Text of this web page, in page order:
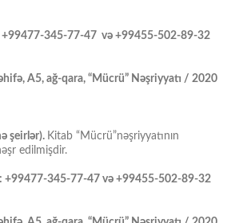
+99477-345-77-47 və +99455-502-89-32
A5, ağ-qara, “Mücrü” Nəşriyyatı / 2020
şeirlər). Kitab “Mücrü”nəşriyyatının
edilmişdir.
+99477-345-77-47 və +99455-502-89-32